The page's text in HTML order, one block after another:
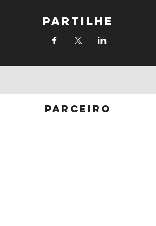
Partilhe
parceiro